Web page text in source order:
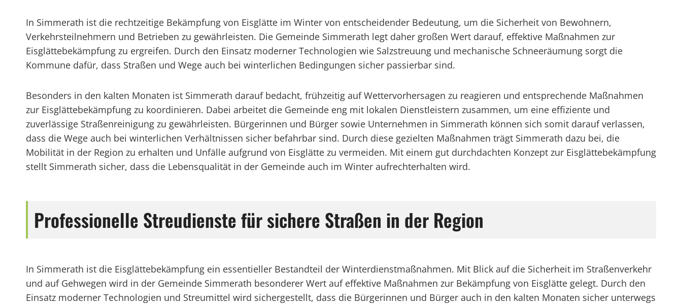
In Simmerath ist die rechtzeitige Bekämpfung von Eisglätte im Winter von entscheidender Bedeutung, um die Sicherheit von Bewohnern,
Verkehrsteilnehmern und Betrieben zu gewährleisten. Die Gemeinde Simmerath legt daher großen Wert darauf, effektive Maßnahmen zur
Eisglättebekämpfung zu ergreifen. Durch den Einsatz moderner Technologien wie Salzstreuung und mechanische Schneeräumung sorgt die
Kommune dafür, dass Straßen und Wege auch bei winterlichen Bedingungen sicher passierbar sind.
Besonders in den kalten Monaten ist Simmerath darauf bedacht, frühzeitig auf Wettervorhersagen zu reagieren und entsprechende Maßnahmen
zur Eisglättebekämpfung zu koordinieren. Dabei arbeitet die Gemeinde eng mit lokalen Dienstleistern zusammen, um eine effiziente und
zuverlässige Straßenreinigung zu gewährleisten. Bürgerinnen und Bürger sowie Unternehmen in Simmerath können sich somit darauf verlassen,
dass die Wege auch bei winterlichen Verhältnissen sicher befahrbar sind. Durch diese gezielten Maßnahmen trägt Simmerath dazu bei, die
Mobilität in der Region zu erhalten und Unfälle aufgrund von Eisglätte zu vermeiden. Mit einem gut durchdachten Konzept zur Eisglättebekämpfung
stellt Simmerath sicher, dass die Lebensqualität in der Gemeinde auch im Winter aufrechterhalten wird.
Professionelle Streudienste für sichere Straßen in der Region
In Simmerath ist die Eisglättebekämpfung ein essentieller Bestandteil der Winterdienstmaßnahmen. Mit Blick auf die Sicherheit im Straßenverkehr
und auf Gehwegen wird in der Gemeinde Simmerath besonderer Wert auf effektive Maßnahmen zur Bekämpfung von Eisglätte gelegt. Durch den
Einsatz moderner Technologien und Streumittel wird sichergestellt, dass die Bürgerinnen und Bürger auch in den kalten Monaten sicher unterwegs